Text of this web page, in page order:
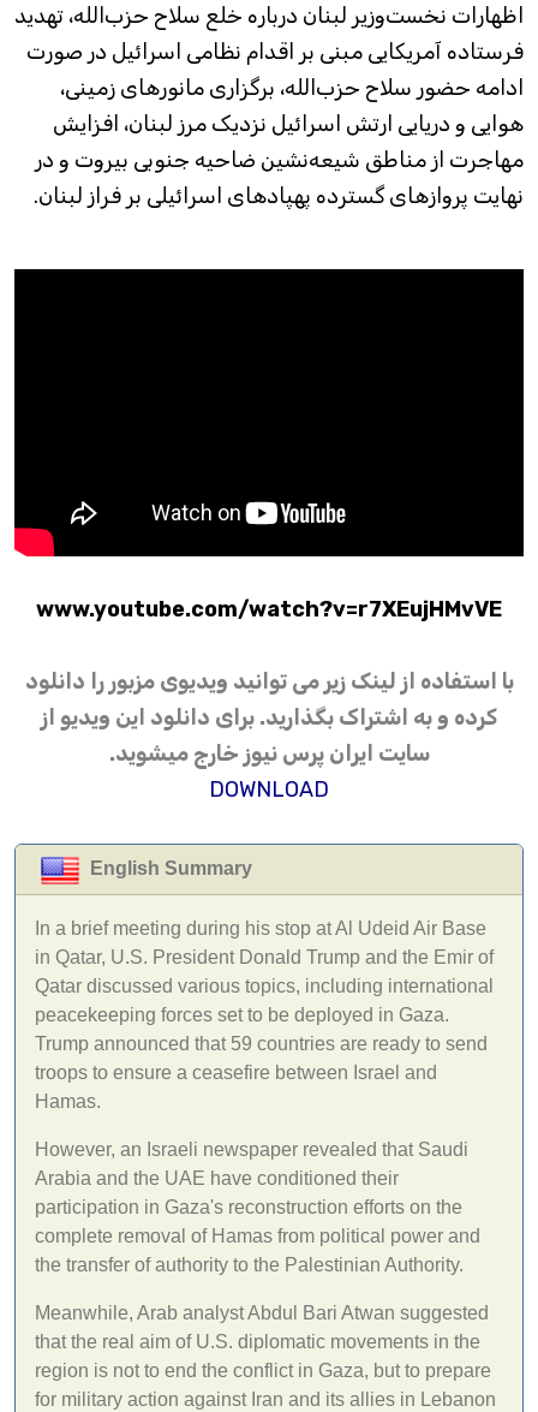
اظهارات نخست‌وزیر لبنان درباره خلع سلاح حزب‌الله، تهدید
فرستاده آمریکایی مبنی بر اقدام نظامی اسرائیل در صورت
ادامه حضور سلاح حزب‌الله، برگزاری مانورهای زمینی،
هوایی و دریایی ارتش اسرائیل نزدیک مرز لبنان، افزایش
مهاجرت از مناطق شیعه‌نشین ضاحیه جنوبی بیروت و در
نهایت پروازهای گسترده پهپادهای اسرائیلی بر فراز لبنان.
www.youtube.com/watch?v=r7XEujHMvVE
با استفاده از لینک زیر می توانید ویدیوی مزبور را دانلود
کرده و به اشتراک بگذارید. برای دانلود این ویدیو از
سایت ایران پرس نیوز خارج میشوید.
DOWNLOAD
English Summary
In a brief meeting during his stop at Al Udeid Air Base
in Qatar, U.S. President Donald Trump and the Emir of
Qatar discussed various topics, including international
peacekeeping forces set to be deployed in Gaza.
Trump announced that 59 countries are ready to send
troops to ensure a ceasefire between Israel and
Hamas.
However, an Israeli newspaper revealed that Saudi
Arabia and the UAE have conditioned their
participation in Gaza's reconstruction efforts on the
complete removal of Hamas from political power and
the transfer of authority to the Palestinian Authority.
Meanwhile, Arab analyst Abdul Bari Atwan suggested
that the real aim of U.S. diplomatic movements in the
region is not to end the conflict in Gaza, but to prepare
for military action against Iran and its allies in Lebanon